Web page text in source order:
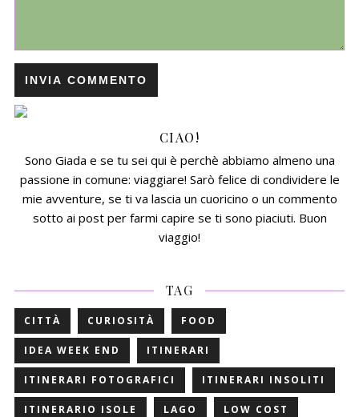
CIAO!
Sono Giada e se tu sei qui è perchè abbiamo almeno una
passione in comune: viaggiare! Sarò felice di condividere le
mie avventure, se ti va lascia un cuoricino o un commento
sotto ai post per farmi capire se ti sono piaciuti. Buon
viaggio!
TAG
CITTÀ CURIOSITÀ FOOD
IDEA WEEK END ITINERARI
ITINERARI FOTOGRAFICI ITINERARI INSOLITI
ITINERARIO ISOLE LAGO LOW COST